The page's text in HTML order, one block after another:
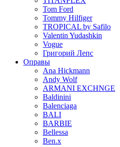
Tom Ford
Tommy Hilfiger
TROPICAL by Safilo
Valentin Yudashkin
Vogue
Григорий Лепс
Оправы
Ana Hickmann
Andy Wolf
ARMANI EXCHNGE
Baldinini
Balenciaga
BALI
BARBIE
Bellessa
Ben.x